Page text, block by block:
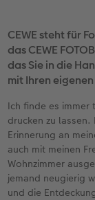
CEWE steht für
das CEWE
das Sie in die
mit Ihren
Ich finde es
drucken zu
Erinnerung an
auch mit meinen
Wohnzimmer
jemand neugierig
und die